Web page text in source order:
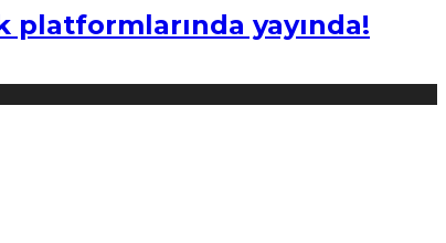
platformlarında yayında!